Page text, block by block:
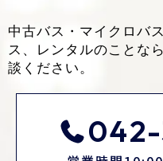
中古バス・マイクロバ
ス、レンタルのことなら
談ください。